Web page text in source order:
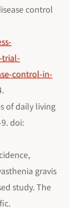
control
trial-
control-in-
of daily living
doi:
gravis
study. The